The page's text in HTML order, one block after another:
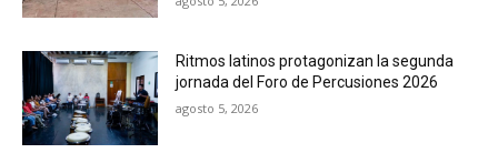
Ritmos latinos protagonizan la segunda
jornada del Foro de Percusiones 2026
agosto 5, 2026